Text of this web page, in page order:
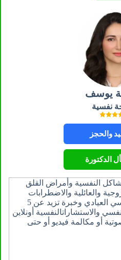
يوسف
نفسية
والحجز
الدكتورة
النفسية وأمراض القلق
والعائلية والاضطرابات
النفسية، دكتوراه في علم النفسي العيادي وخبرة تزيد عن 5
والاستشاراتالنفسية أونلاين
أو مكالمة فيديو أو حتى